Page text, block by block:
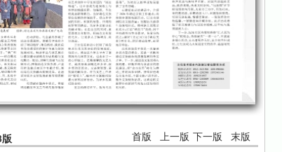
首版 上一版 下一版 末版